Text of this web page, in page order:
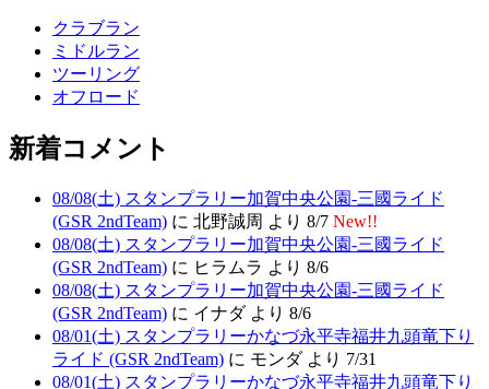
クラブラン
ミドルラン
ツーリング
オフロード
新着コメント
08/08(土) スタンプラリー加賀中央公園-三國ライド
(GSR 2ndTeam) に 北野誠周 より 8/7 New!!
08/08(土) スタンプラリー加賀中央公園-三國ライド
(GSR 2ndTeam) に ヒラムラ より 8/6
08/08(土) スタンプラリー加賀中央公園-三國ライド
(GSR 2ndTeam) に イナダ より 8/6
08/01(土) スタンプラリーかなづ永平寺福井九頭竜下り
ライド (GSR 2ndTeam) に モンダ より 7/31
08/01(土) スタンプラリーかなづ永平寺福井九頭竜下り